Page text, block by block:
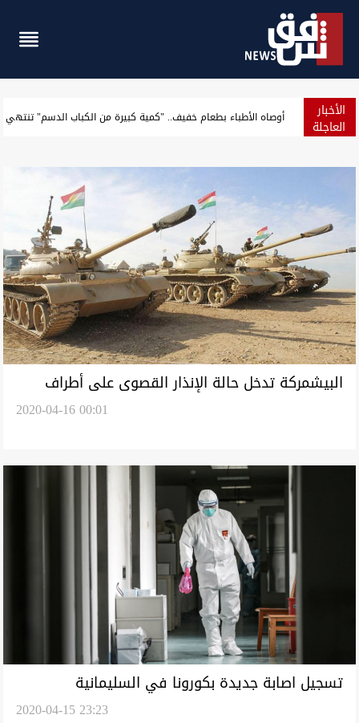
الأخبار
العاجلة كشف تفاصيل عملية أمنية أطاحت بمسؤولين في ذي قار
البيشمركة تدخل حالة الإنذار القصوى على أطراف
2020-04-16 00:01
تسجيل اصابة جديدة بكورونا في السليمانية
2020-04-15 23:23